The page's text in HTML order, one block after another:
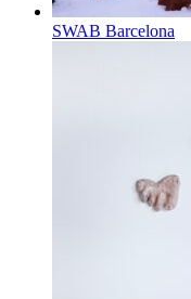
SWAB Barcelona